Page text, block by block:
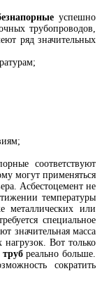
успешно
трубопроводов,
ряд значительных
соответствуют
могут применяться
Асбестоцемент не
температуры
металлических или
специальное
значительная масса
Вот только
трубреально больше.
сократить